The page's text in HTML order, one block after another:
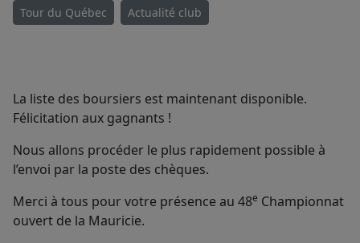
Tour du Québec Actualité club
La liste des boursiers est maintenant disponible.
Félicitation aux gagnants !
Nous allons procéder le plus rapidement possible à
l’envoi par la poste des chèques.
Merci à tous pour votre présence au 48e Championnat
ouvert de la Mauricie.